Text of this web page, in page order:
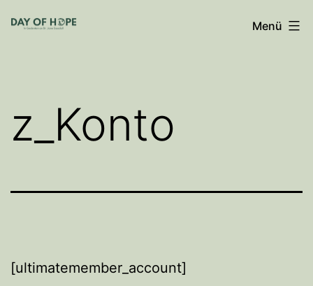
Inhalt
Menü
z_Konto
[ultimatemember_account]